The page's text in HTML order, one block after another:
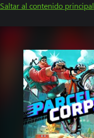
Saltar al contenido principal